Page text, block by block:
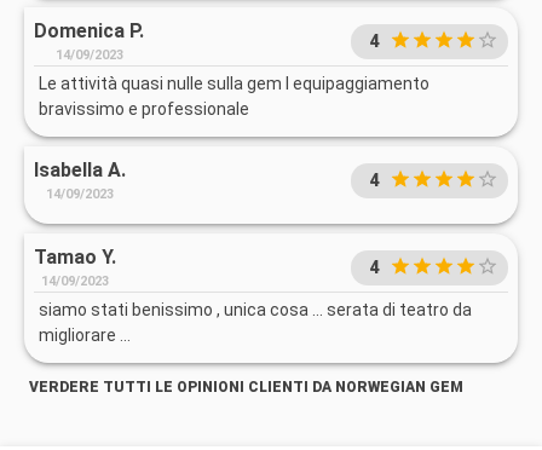
Domenica P.
14/09/2023
4
Le attività quasi nulle sulla gem l equipaggiamento
bravissimo e professionale
Isabella A.
14/09/2023
4
Tamao Y.
14/09/2023
4
siamo stati benissimo , unica cosa ... serata di teatro da
migliorare ...
VERDERE TUTTI LE OPINIONI CLIENTI DA NORWEGIAN GEM